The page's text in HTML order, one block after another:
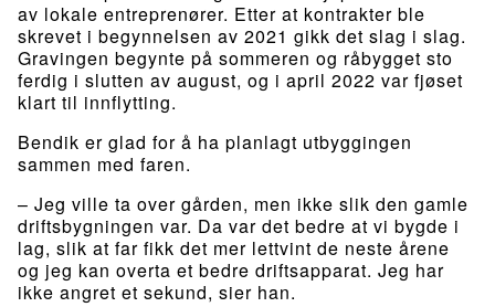
av lokale entreprenører. Etter at kontrakter ble
skrevet i begynnelsen av 2021 gikk det slag i slag.
Gravingen begynte på sommeren og råbygget sto
ferdig i slutten av august, og i april 2022 var fjøset
klart til innflytting.
Bendik er glad for å ha planlagt utbyggingen
sammen med faren.
– Jeg ville ta over gården, men ikke slik den gamle
driftsbygningen var. Da var det bedre at vi bygde i
lag, slik at far fikk det mer lettvint de neste årene
og jeg kan overta et bedre driftsapparat. Jeg har
ikke angret et sekund, sier han.